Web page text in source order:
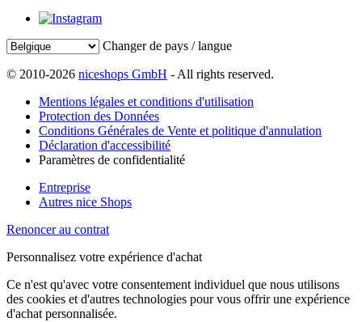
Changer de pays / langue
© 2010-2026 niceshops GmbH - All rights reserved.
Mentions légales et conditions d'utilisation
Protection des Données
Conditions Générales de Vente et politique d'annulation
Déclaration d'accessibilité
Paramètres de confidentialité
Entreprise
Autres nice Shops
Renoncer au contrat
Personnalisez votre expérience d'achat
Ce n'est qu'avec votre consentement individuel que nous utilisons
des cookies et d'autres technologies pour vous offrir une expérience
d'achat personnalisée.